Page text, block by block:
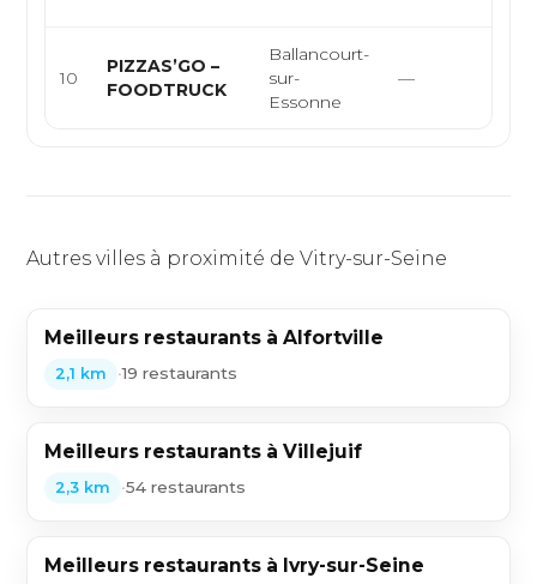
10
PIZZAS’GO –
FOODTRUCK
Ballancourt-
sur-
Essonne
—
Autres villes à proximité de Vitry-sur-Seine
Meilleurs restaurants à Alfortville
2,1 km •19 restaurants
Meilleurs restaurants à Villejuif
2,3 km •54 restaurants
Meilleurs restaurants à Ivry-sur-Seine